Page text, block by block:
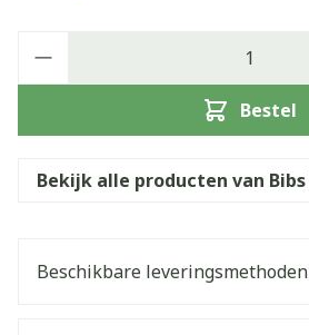
Bestel
Bekijk alle producten van Bibs
Beschikbare leveringsmethoden